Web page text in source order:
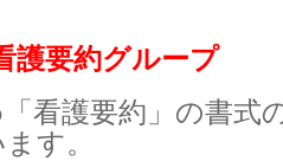
要約グループ
看護要約」の書式
す。